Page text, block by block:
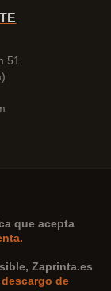
51
que acepta
Zaprinta.es
descargo de